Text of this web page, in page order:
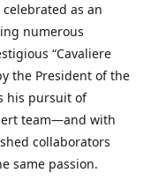
celebrated as an
numerous
“Cavaliere
the President of the
his pursuit of
team—and with
collaborators
same passion.